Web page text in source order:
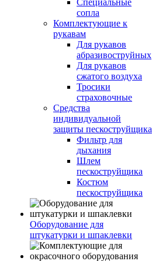
Специальные
сопла
Комплектующие к
рукавам
Для рукавов
абразивоструйных
Для рукавов
сжатого воздуха
Тросики
страховочные
Средства
индивидуальной
защиты пескоструйщика
Фильтр для
дыхания
Шлем
пескоструйщика
Костюм
пескоструйщика
Оборудование для
штукатурки и шпаклевки